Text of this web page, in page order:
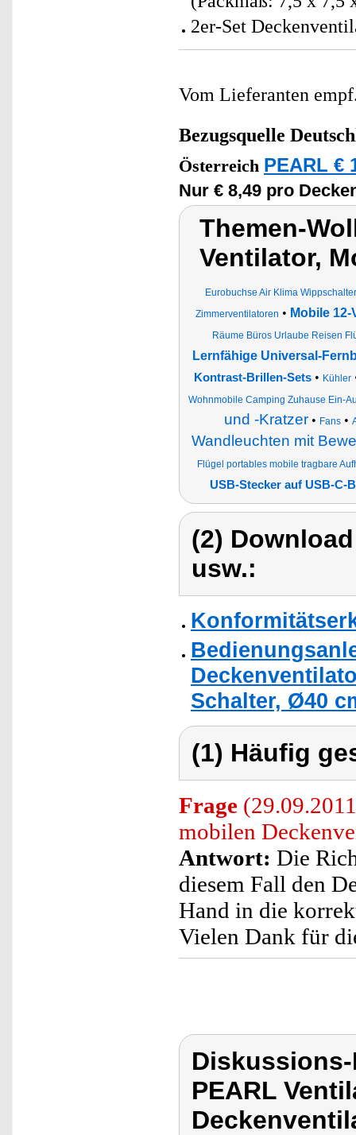
2er-Set
Vom Lieferanten
Bezugsquelle
Österreich PEARL €
Nur € 8,49 pro
Themen-
Ventilator,
Eurobuchse Air Klima
Zimmerventilatoren • Mobile
Räume Büros Urlaube Reisen
Lernfähige Universal-
Kontrast-Brillen-Sets• Kühler
Wohnmobile Camping Zuhause Ein-
und -Kratzer• Fans•
Wandleuchten mit
Flügel portables mobile tragbare
USB-Stecker auf USB-C-
(2)
usw.:
Schalter, Ø40
(1) Häufig
Frage
mobilen
Antwort: Die
diesem Fall den
Hand in die
Vielen Dank für
PEARL